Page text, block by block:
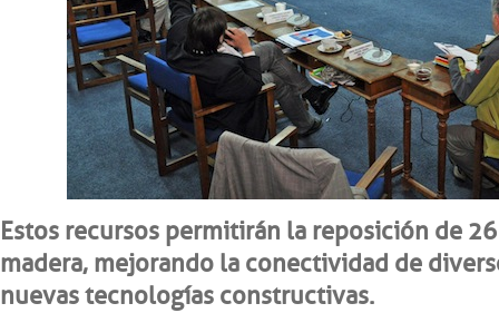
Estos recursos permitirán la reposición de
madera, mejorando la conectividad de
nuevas tecnologías constructivas.